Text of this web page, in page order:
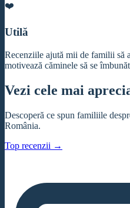
❤️
Utilă
Recenziile ajută mii de familii să
motivează căminele să se
Vezi cele mai
Descoperă ce spun familiile
România.
Top recenzii →